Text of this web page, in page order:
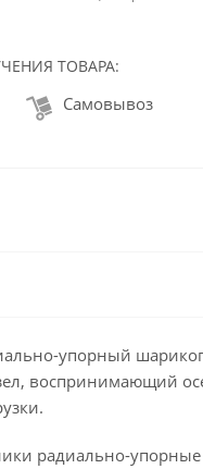
ТОВАРА:
Самовывоз
упорный
воспринимающий
радиально-